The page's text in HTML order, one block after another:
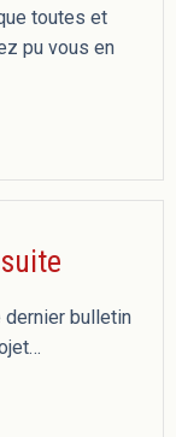
toutes et
pu vous en
bulletin